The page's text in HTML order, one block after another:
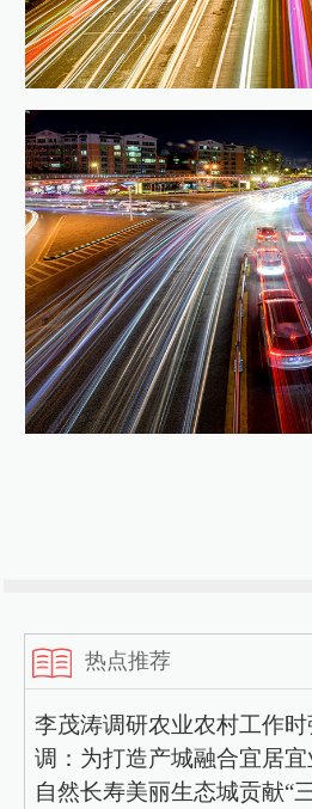
热点推荐
李茂涛调研农业农村工作时
调：为打造产城融合宜居
自然长寿美丽生态城贡献“